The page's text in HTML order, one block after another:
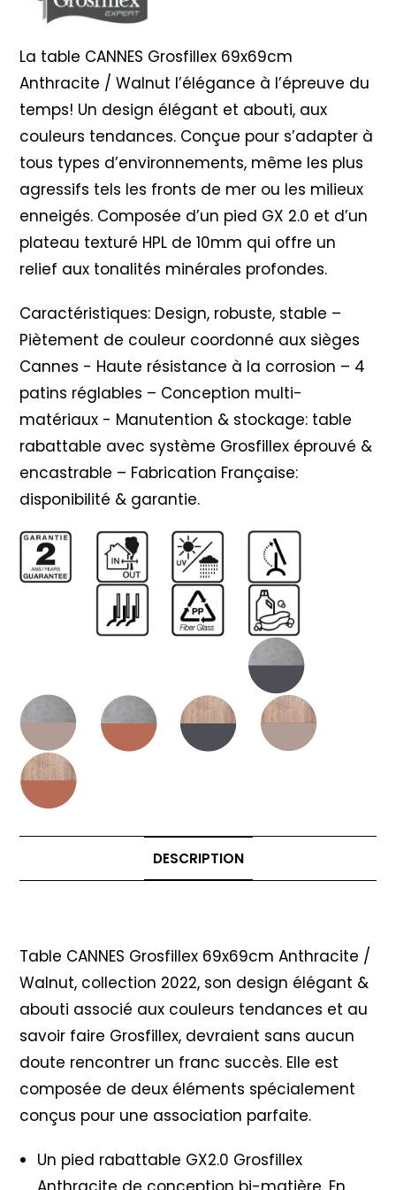
La table CANNES Grosfillex 69x69cm
Anthracite / Walnut l’élégance à l’épreuve du
temps! Un design élégant et abouti, aux
couleurs tendances. Conçue pour s’adapter à
tous types d’environnements, même les plus
agressifs tels les fronts de mer ou les milieux
enneigés. Composée d’un pied GX 2.0 et d’un
plateau texturé HPL de 10mm qui offre un
relief aux tonalités minérales profondes.
Caractéristiques: Design, robuste, stable –
Piètement de couleur coordonné aux sièges
Cannes - Haute résistance à la corrosion – 4
patins réglables – Conception multi-
matériaux - Manutention & stockage: table
rabattable avec système Grosfillex éprouvé &
encastrable – Fabrication Française:
disponibilité & garantie.
DESCRIPTION
Table CANNES Grosfillex 69x69cm Anthracite /
Walnut, collection 2022, son design élégant &
abouti associé aux couleurs tendances et au
savoir faire Grosfillex, devraient sans aucun
doute rencontrer un franc succès. Elle est
composée de deux éléments spécialement
conçus pour une association parfaite.
Un pied rabattable GX2.0 Grosfillex